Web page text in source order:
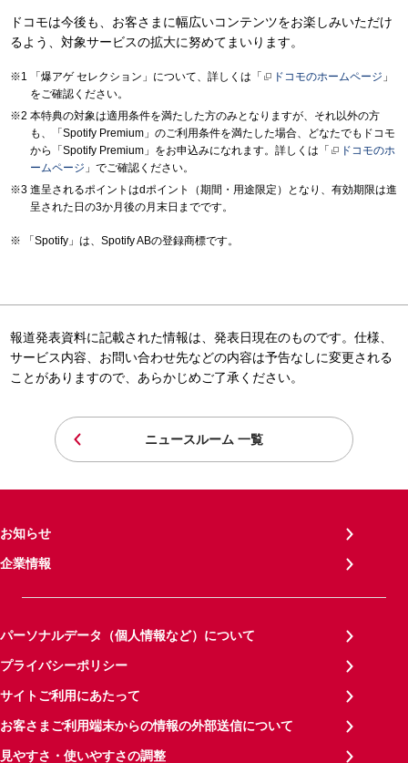
ドコモは今後も、お客さまに幅広いコンテンツをお楽しみいただけ
るよう、対象サービスの拡大に努めてまいります。
「爆アゲ セレクション」について、詳しくは「 ドコモのホームページ 」
をご確認ください。
本特典の対象は適用条件を満たした方のみとなりますが、それ以外の方
も、「Spotify Premium」のご利用条件を満たした場合、どなたでもドコモ
から「Spotify Premium」をお申込みになれます。詳しくは「
ドコモのホ
ームページ 」でご確認ください。
進呈されるポイントはdポイント（期間・用途限定）となり、有効期限は進
呈された日の3か月後の月末日までです。
「Spotify」は、Spotify ABの登録商標です。
報道発表資料に記載された情報は、発表日現在のものです。仕様、
サービス内容、お問い合わせ先などの内容は予告なしに変更される
ことがありますので、あらかじめご了承ください。
ニュースルーム 一覧
お知らせ
企業情報
パーソナルデータ（個人情報など）について
プライバシーポリシー
サイトご利用にあたって
お客さまご利用端末からの情報の外部送信について
見やすさ・使いやすさの調整